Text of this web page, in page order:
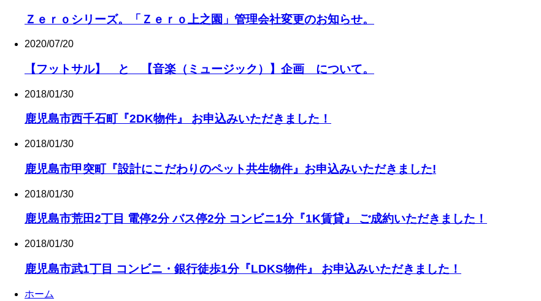
Ｚｅｒｏシリーズ。「Ｚｅｒｏ上之園」管理会社変更のお知らせ。
2020/07/20
【フットサル】 と 【音楽（ミュージック）】企画 について。
2018/01/30
鹿児島市西千石町『2DK物件』 お申込みいただきました！
2018/01/30
鹿児島市甲突町『設計にこだわりのペット共生物件』お申込みいただきました!
2018/01/30
鹿児島市荒田2丁目 電停2分 バス停2分 コンビニ1分『1K賃貸』 ご成約いただきました！
2018/01/30
鹿児島市武1丁目 コンビニ・銀行徒歩1分『LDKS物件』 お申込みいただきました！
ホーム